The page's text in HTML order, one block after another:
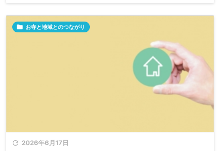
 2026年6月17日
 お寺と地域とのつながり